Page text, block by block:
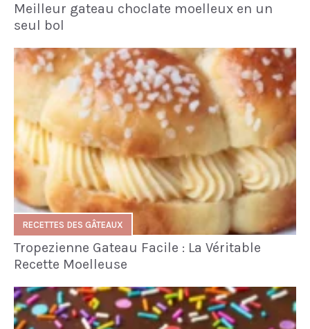
Meilleur gateau choclate moelleux en un
seul bol
RECETTES DES GÂTEAUX
Tropezienne Gateau Facile : La Véritable
Recette Moelleuse